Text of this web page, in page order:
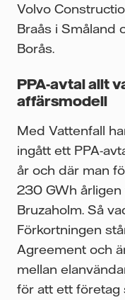
Volvo
Braås i Småland
Borås.
PPA-avtal allt
affärsmodell
Med Vattenfall
ingått ett PPA-
år och där man
230 GWh
Bruzaholm. Så
Förkortningen
Agreement och
mellan
för att ett företag